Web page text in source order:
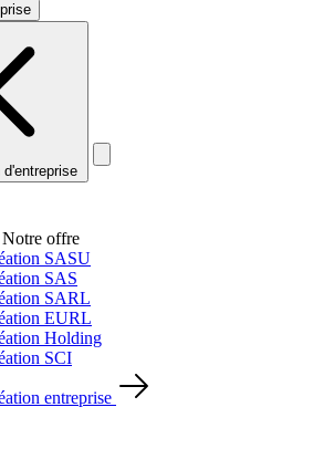
d'entreprise
Notre offre
SASU
SAS
SARL
EURL
Holding
SCI
entreprise